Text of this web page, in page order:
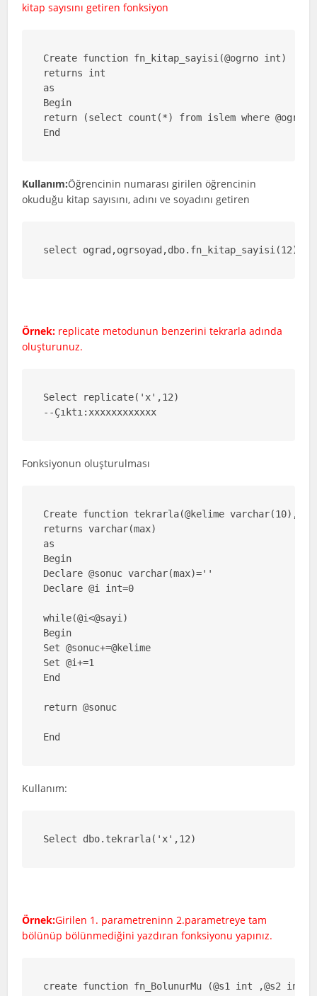
kitap sayısını getiren fonksiyon
Create function fn_kitap_sayisi(@ogrno int)
returns int
as
Begin
return (select count(*) from islem where
End
Kullanım:Öğrencinin numarası girilen öğrencinin
okuduğu kitap sayısını, adını ve soyadını getiren
select ograd,ogrsoyad,dbo.fn_kitap_sayisi(12)
Örnek: replicate metodunun benzerini tekrarla adında
oluşturunuz.
Select replicate('x',12)
--Çıktı:xxxxxxxxxxxx
Fonksiyonun oluşturulması
Create function tekrarla(@kelime
returns varchar(max)
as
Begin
Declare @sonuc varchar(max)=''
Declare @i int=0
while(@i<@sayi)
Begin
Set @sonuc+=@kelime
Set @i+=1
End
return @sonuc
Kullanım:
Select dbo.tekrarla('x',12)
Örnek:Girilen 1. parametreninn 2.parametreye tam
bölünüp bölünmediğini yazdıran fonksiyonu yapınız.
create function fn_BolunurMu (@s1 int ,@s2 int)